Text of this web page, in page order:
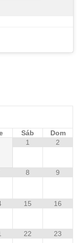
Sáb
Dom
1
2
8 9
15 16
22 23